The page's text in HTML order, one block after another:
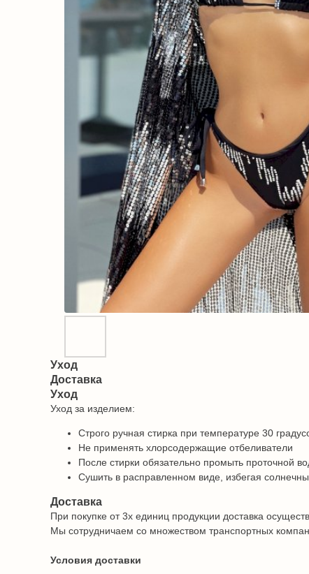
Уход
Доставка
Уход
Уход за изделием:
Строго ручная стирка при температуре 30
Не применять хлорсодержащие отбеливатели
После стирки обязательно промыть проточной
Сушить в расправленном виде, избегая
Доставка
При покупке от 3х единиц продукции доставка
Мы сотрудничаем со множеством транспортных
Условия доставки